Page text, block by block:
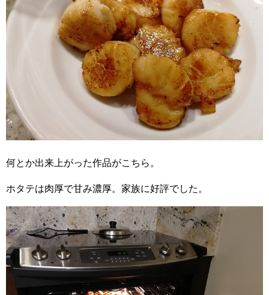
何とか出来上がった作品がこちら。
ホタテは肉厚で甘み濃厚。家族に好評でした。